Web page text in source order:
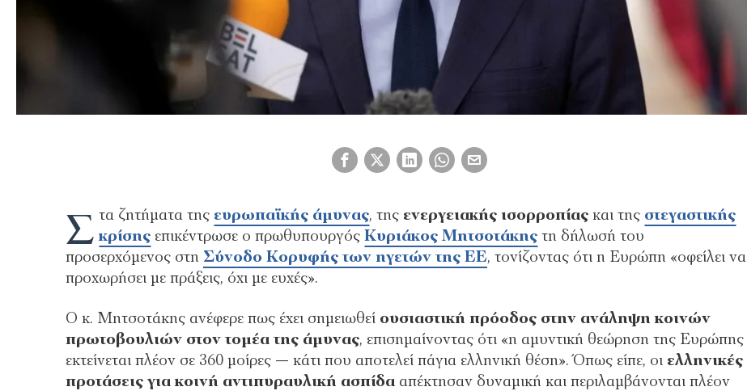
Σ τα ζητήματα της ευρωπαϊκής άμυνας, της ενεργειακής ισορροπίας και της στεγαστικής
κρίσης επικέντρωσε ο πρωθυπουργόςΚυριάκος Μητσοτάκης τη δήλωσή του
προσερχόμενος στη Σύνοδο Κορυφής των ηγετών της ΕΕ, τονίζοντας ότι η Ευρώπη «οφείλει να
προχωρήσει με πράξεις, όχι με ευχές».
Ο κ. Μητσοτάκης ανέφερε πως έχει σημειωθεί ουσιαστική πρόοδος στην ανάληψη κοινών
πρωτοβουλιών στον τομέα της άμυνας, επισημαίνοντας ότι «η αμυντική θεώρηση της Ευρώπης
εκτείνεται πλέον σε 360 μοίρες — κάτι που αποτελεί πάγια ελληνική θέση». Όπως είπε, οι ελληνικές
προτάσεις για κοινή αντιπυραυλική ασπίδααπέκτησαν δυναμική και περιλαμβάνονται πλέον